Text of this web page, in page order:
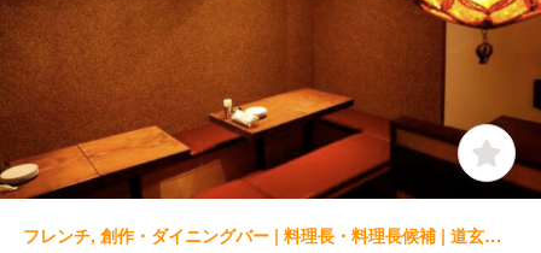
フレンチ, 創作・ダイニングバー | 料理長・料理長候補 | 道玄坂 コックマン 道玄坂コックマン